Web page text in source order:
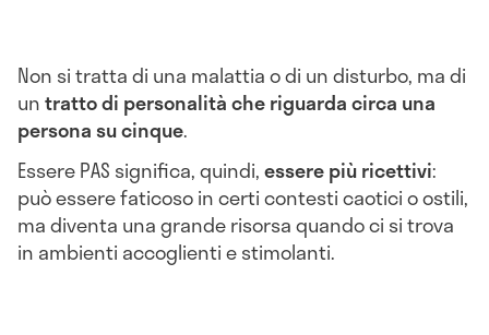
Non si tratta di una malattia o di un disturbo, ma di
untratto di personalità che riguarda circa una
persona su cinque.
Essere PAS significa, quindi,essere più ricettivi:
può essere faticoso in certi contesti caotici o ostili,
ma diventa una grande risorsa quando ci si trova
in ambienti accoglienti e stimolanti.